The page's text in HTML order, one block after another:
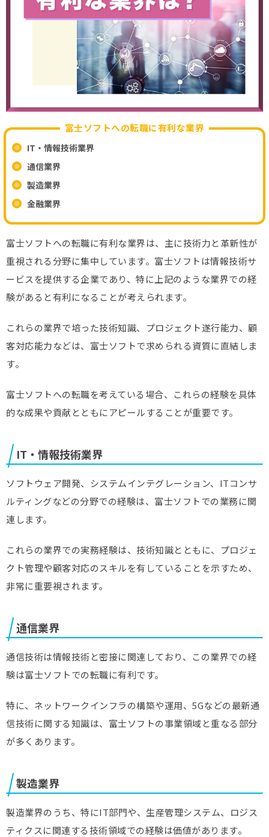
富士ソフトへの転職に有利な業界
IT・情報技術業界
通信業界
製造業界
金融業界
富士ソフトへの転職に有利な業界は、主に技術力と革新性が
重視される分野に集中しています。富士ソフトは情報技術サ
ービスを提供する企業であり、特に上記のような業界での経
験があると有利になることが考えられます。
これらの業界で培った技術知識、プロジェクト遂行能力、顧
客対応能力などは、富士ソフトで求められる資質に直結しま
す。
富士ソフトへの転職を考えている場合、これらの経験を具体
的な成果や貢献とともにアピールすることが重要です。
IT・情報技術業界
ソフトウェア開発、システムインテグレーション、ITコンサ
ルティングなどの分野での経験は、富士ソフトでの業務に関
連します。
これらの業界での実務経験は、技術知識とともに、プロジェ
クト管理や顧客対応のスキルを有していることを示すため、
非常に重要視されます。
通信業界
通信技術は情報技術と密接に関連しており、この業界での経
験は富士ソフトでの転職に有利です。
特に、ネットワークインフラの構築や運用、5Gなどの最新通
信技術に関する知識は、富士ソフトの事業領域と重なる部分
が多くあります。
製造業界
製造業界のうち、特にIT部門や、生産管理システム、ロジス
ティクスに関連する技術領域での経験は価値があります。